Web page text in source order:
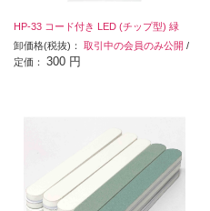
HP-33 コード付き LED (チップ型) 緑
卸価格(税抜)： 取引中の会員のみ公開 /
定価： 300 円